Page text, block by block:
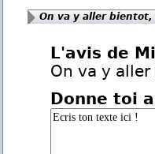
On va y aller
L'avis de
On va y
Donne toi